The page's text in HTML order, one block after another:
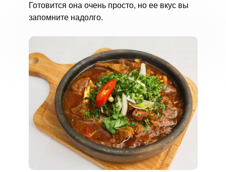
Готовится она очень просто, но ее вкус вы
запомните надолго.